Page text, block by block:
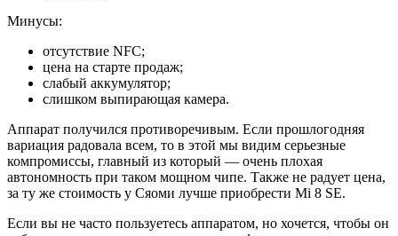
Минусы:
отсутствие NFC;
цена на старте продаж;
слабый аккумулятор;
слишком выпирающая камера.
Аппарат получился противоречивым. Если прошлогодняя
вариация радовала всем, то в этой мы видим серьезные
компромиссы, главный из который — очень плохая
автономность при таком мощном чипе. Также не радует цена,
за ту же стоимость у Сяоми лучше приобрести Mi 8 SE.
Если вы не часто пользуетесь аппаратом, но хочется, чтобы он